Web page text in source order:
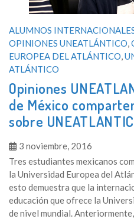
ALUMNOS
OPINIONES UNEATLÁNTICO
EUROPEA DEL ATLÁNTICO
ATLÁNTICO
Opiniones
de México
sobre
3 noviembre, 2016
Tres estudiantes mexicanos
la Universidad Europea del
esto demuestra que la
educación que ofrece la
de nivel mundial.